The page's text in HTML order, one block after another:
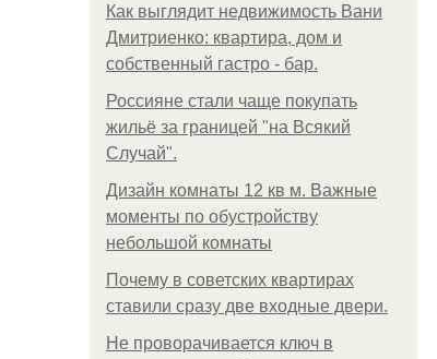
Как выглядит недвижимость Вани
Дмитриенко: квартира, дом и
собственный гастро - бар.
Россияне стали чаще покупать
жильё за границей "на Всякий
Случай".
Дизайн комнаты 12 кв м. Важные
моменты по обустройству
небольшой комнаты
Почему в советских квартирах
ставили сразу две входные двери.
Не проворачивается ключ в